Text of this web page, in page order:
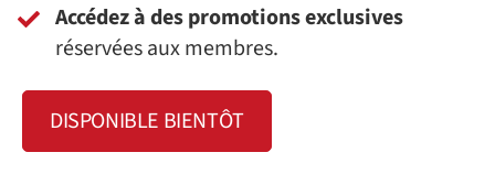
Accédez à des promotions exclusives
réservées aux membres.
DISPONIBLE BIENTÔT